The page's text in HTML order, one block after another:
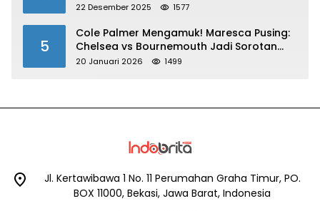
22 Desember 2025 1577
5
Cole Palmer Mengamuk! Maresca Pusing:
Chelsea vs Bournemouth Jadi Sorotan
Utama
20 Januari 2026 1499
Jl. Kertawibawa 1 No. 11 Perumahan Graha Timur, PO.
BOX 11000, Bekasi, Jawa Barat, Indonesia